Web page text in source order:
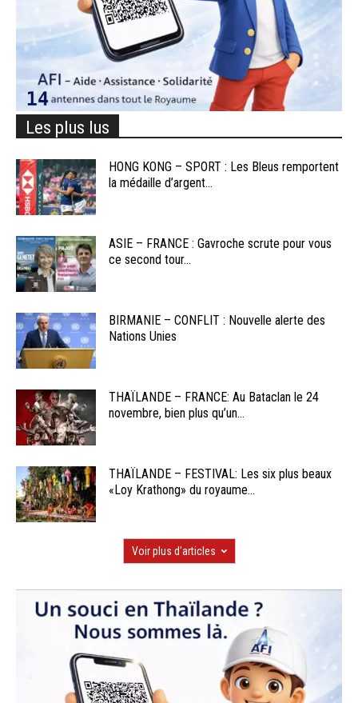
Les plus lus
HONG KONG – SPORT : Les Bleus remportent
la médaille d’argent...
ASIE – FRANCE : Gavroche scrute pour vous
ce second tour...
BIRMANIE – CONFLIT : Nouvelle alerte des
Nations Unies
THAÏLANDE – FRANCE: Au Bataclan le 24
novembre, bien plus qu’un...
THAÏLANDE – FESTIVAL: Les six plus beaux
«Loy Krathong» du royaume...
Voir plus d'articles